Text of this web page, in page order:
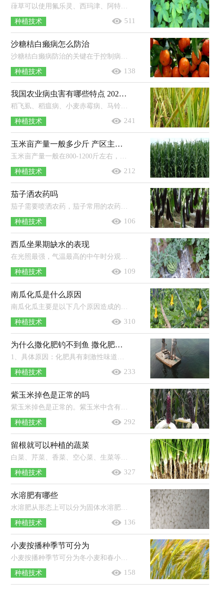
种植技术 511
沙糖桔白癞病怎么防治
种植技术 138
我国农业病虫害有哪些特点 2021年农业发展趋势
稻飞虱、稻瘟病、小麦赤霉病、马铃薯晚疫病等重大病虫害频繁发生。草地贪夜蛾、黏虫、飞蝗、稻纵卷叶螟、草地螟等迁飞性的害虫此...
种植技术 241
玉米亩产量一般多少斤 产区主要分布在哪？
玉米亩产量一般在800-1200斤左右，但像地理环境、品种、栽培管理技术等因素都会影响产量，一般光热条件好、优质丰产抗病品种、规范化...
种植技术 212
茄子洒农药吗
茄子需要喷洒农药，茄子常用的农药有：杀稗王、杀虫丹以及精异丙甲草胺等。使用农药时应严格按照说明书使用，注意药物的浓度以及对应的...
种植技术 106
西瓜坐果期缺水的表现
在光照最强，气温最高的中午时分观察西瓜植株叶片，若叶片萎蔫过早，萎蔫时间偏长且恢复较慢，说明缺水，若叶片萎蔫但很快就可以恢复，说明不...
种植技术 109
南瓜化瓜是什么原因
南瓜化瓜主要是以下几个原因造成的：主要原因是花期气温不适，而不适的温度条件会导致南瓜的授粉结瓜受到很严重影响；次要原因是在南瓜...
种植技术 310
为什么撒化肥钓不到鱼 撒化肥三天下雨有效吗
1、具体原因：化肥具有刺激性味道，撒入水中后鱼在短时间内难以适应，使得开口情况不佳。2、处理方法：选择在下雨天气去垂钓，或用增氧剂打...
种植技术 233
紫玉米掉色是正常的吗
紫玉米掉色是正常的。紫玉米中含有花青素，当它在水中被烹煮的时候其花青素就会被分解出来，从而将水染成了紫色，但这并不会影响到它的...
种植技术 292
留根就可以种植的蔬菜
种植技术 327
水溶肥有哪些
种植技术 136
小麦按播种季节可分为
种植技术 158